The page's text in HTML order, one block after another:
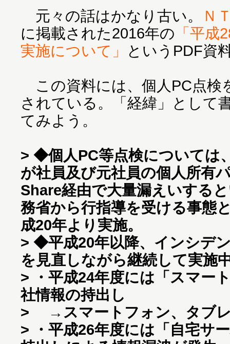
元々の話はかなり古い。
Ｎ
に掲載された2016年の 「平
実施について」
というPDF資
この資料には、個人PC点検
されている。「経緯」として
てみよう。
> ◆個人PC等点検については
が社員及び元社員の個人所有
Share経由で大量漏えいする
務省から行指導を受ける事態
成20年より実施。
> ◆平成20年以降、インシデ
を見直しながら継続して実施
> ・平成24年度には「スマー
社情報の持出し
> →スマートフォン、タブレ
> ・平成26年度には「自宅サ